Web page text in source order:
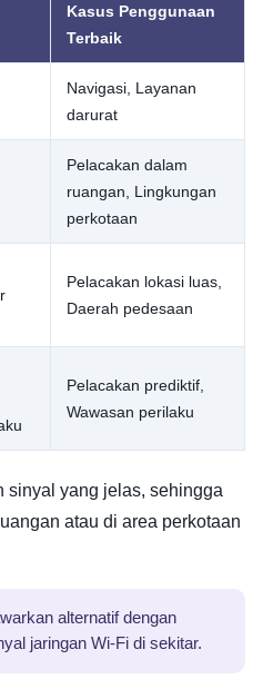
Kasus Penggunaan
Terbaik
Navigasi, Layanan
darurat
Pelacakan dalam
ruangan, Lingkungan
perkotaan
Pelacakan lokasi luas,
Daerah pedesaan
Pelacakan prediktif,
Wawasan perilaku
sinyal yang jelas, sehingga
atau di area perkotaan
alternatif dengan
jaringan Wi-Fi di sekitar.